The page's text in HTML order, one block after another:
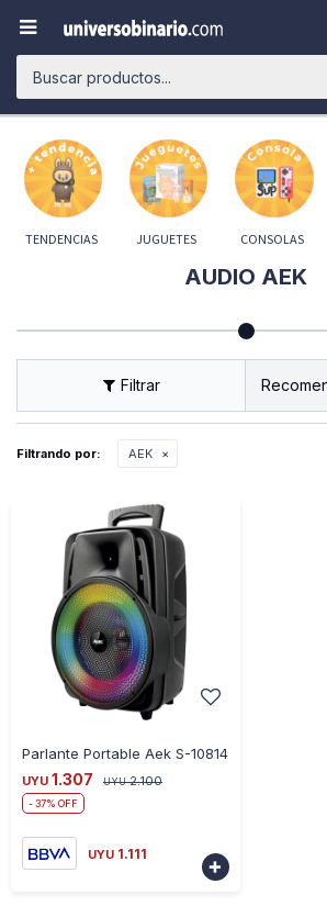

TENDENCIAS JUGUETES CONSOLAS
AUDIO AEK
Filtrando por: AEK
Parlante Portable Aek S-10814
UYU 1.307 UYU 2.100
37
UYU 1.111
